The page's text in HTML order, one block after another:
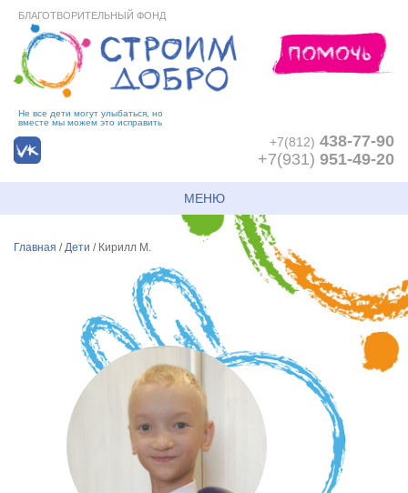
БЛАГОТВОРИТЕЛЬНЫЙ ФОНД
Не все дети могут улыбаться, но
вместе мы можем это исправить
+7(812) 438-77-90
+7(931) 951-49-20
МЕНЮ
Главная /Дети / Кирилл М.